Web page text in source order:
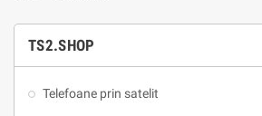
TS2.SHOP
Telefoane prin satelit